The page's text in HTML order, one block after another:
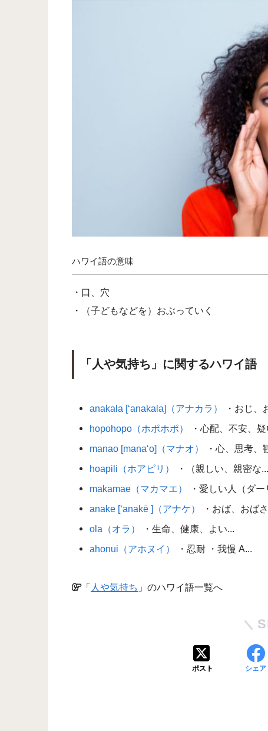
ハワイ語の意味
・口、穴
・（子どもなどを）おぶっていく
「人や気持ち」に関するハワイ語
anakala [‘anakala]（アナカラ）
・おじ、
hopohopo（ホポホポ）
・心配、不安、疑
manao [mana‘o]（マナオ）
・心、思考、
hoapili（ホアピリ）
・（親しい、親密な...
makamae（マカマエ）
・愛しい人（ダー
anake [‘anakē ]（アナケ）
・おば、おば
ola（オラ）
・生命、健康、よい...
ahonui（アホヌイ）
・忍耐 ・我慢 A...
「 人や気持ち 」のハワイ語一覧へ
ポスト シェア